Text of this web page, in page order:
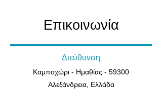
Επικοινωνία
Διεύθυνση
Καμποχώρι - Ημαθίας - 59300
Αλεξάνδρεια, Ελλάδα